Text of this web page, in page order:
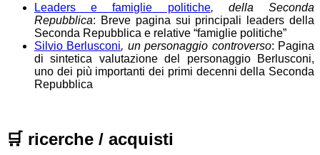
Leaders e famiglie politiche, della Seconda
Repubblica: Breve pagina sui principali leaders della
Seconda Repubblica e relative “famiglie politiche”
Silvio Berlusconi, un personaggio controverso: Pagina
di sintetica valutazione del personaggio Berlusconi,
uno dei più importanti dei primi decenni della Seconda
Repubblica
🛒 ricerche / acquisti